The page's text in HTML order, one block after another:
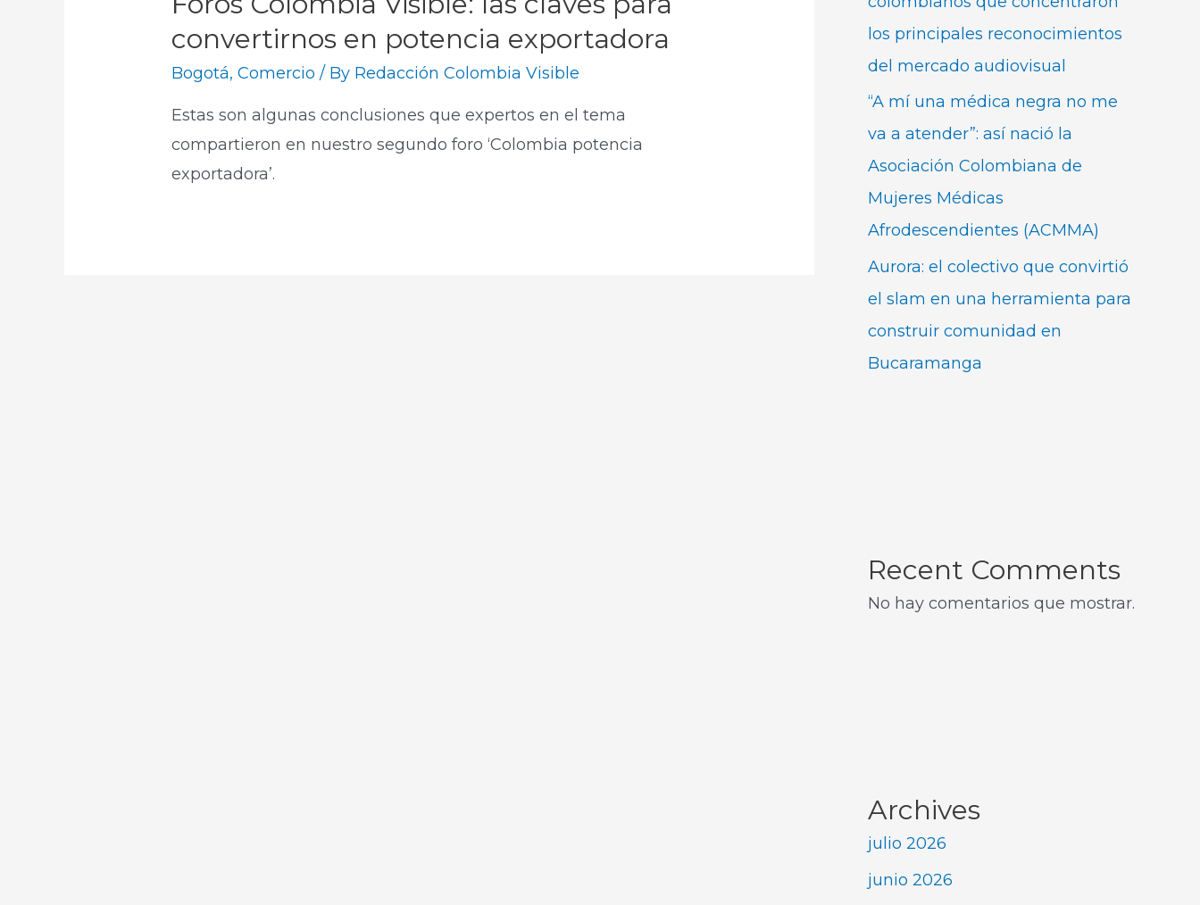
convertirnos en potencia exportadora
Bogotá,Comercio / By Redacción Colombia Visible
Estas son algunas conclusiones que expertos en el tema
compartieron en nuestro segundo foro ‘Colombia potencia
exportadora’.
los principales reconocimientos
del mercado audiovisual
“A mí una médica negra no me
va a atender”: así nació la
Asociación Colombiana de
Mujeres Médicas
Afrodescendientes (ACMMA)
Aurora: el colectivo que convirtió
el slam en una herramienta para
construir comunidad en
Bucaramanga
Recent Comments
No hay comentarios que mostrar.
Archives
julio 2026
junio 2026